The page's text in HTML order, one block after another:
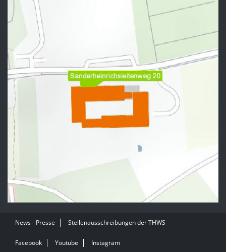
News - Presse Stellenausschreibungen der THWS
Facebook Youtube Instagram